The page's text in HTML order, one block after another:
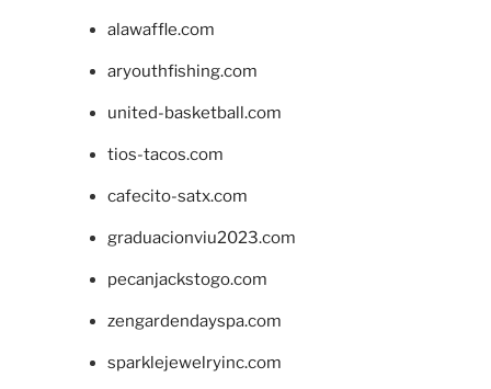
alawaffle.com
aryouthfishing.com
united-basketball.com
tios-tacos.com
cafecito-satx.com
graduacionviu2023.com
pecanjackstogo.com
zengardendayspa.com
sparklejewelryinc.com